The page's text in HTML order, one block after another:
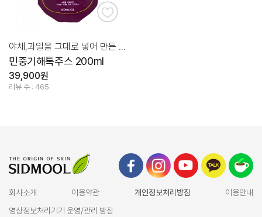
민중기해톡주스 200ml
39,900원
리뷰 수 : 465
회사소개 이용약관 개인정보처리방침
이용안내
영상정보처리기기 운영/관리 방침